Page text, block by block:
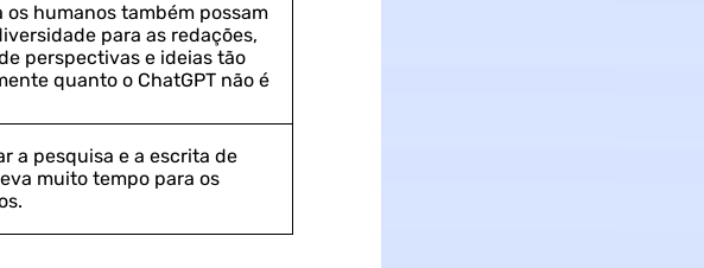
os humanos também possam
para as redações,
perspectivas e ideias tão
quanto o ChatGPT não é
a pesquisa e a escrita de
muito tempo para os